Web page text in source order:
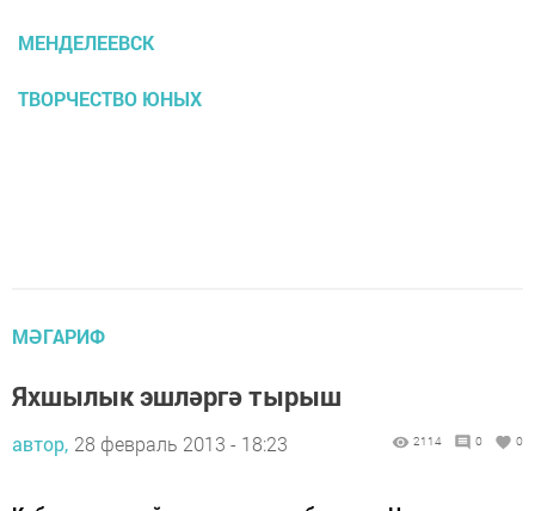
МЕНДЕЛЕЕВСК
ТВОРЧЕСТВО ЮНЫХ
МӘГАРИФ
Яхшылык эшләргә тырыш
автор, 28 февраль 2013 - 18:23 2114 0 0